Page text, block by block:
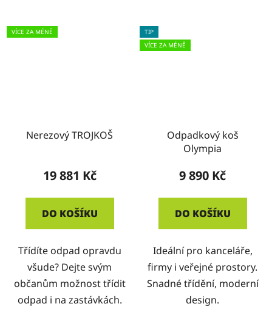
VÍCE ZA MÉNĚ
Nerezový TROJKOŠ
19 881 Kč
DO KOŠÍKU
Třídíte odpad opravdu
všude? Dejte svým
občanům možnost třídit
odpad i na zastávkách.
TIP
VÍCE ZA MÉNĚ
Odpadkový koš
Olympia
9 890 Kč
DO KOŠÍKU
Ideální pro kanceláře,
firmy i veřejné prostory.
Snadné třídění, moderní
design.